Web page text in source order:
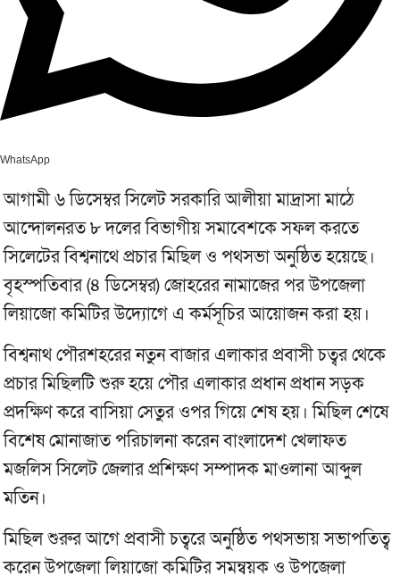
WhatsApp
আগামী ৬ ডিসেম্বর সিলেট সরকারি আলীয়া মাদ্রাসা মাঠে
আন্দোলনরত ৮ দলের বিভাগীয় সমাবেশকে সফল করতে
সিলেটের বিশ্বনাথে প্রচার মিছিল ও পথসভা অনুষ্ঠিত হয়েছে।
বৃহস্পতিবার (৪ ডিসেম্বর) জোহরের নামাজের পর উপজেলা
লিয়াজো কমিটির উদ্যোগে এ কর্মসূচির আয়োজন করা হয়।
বিশ্বনাথ পৌরশহরের নতুন বাজার এলাকার প্রবাসী চত্বর থেকে
প্রচার মিছিলটি শুরু হয়ে পৌর এলাকার প্রধান প্রধান সড়ক
প্রদক্ষিণ করে বাসিয়া সেতুর ওপর গিয়ে শেষ হয়। মিছিল শেষে
বিশেষ মোনাজাত পরিচালনা করেন বাংলাদেশ খেলাফত
মজলিস সিলেট জেলার প্রশিক্ষণ সম্পাদক মাওলানা আব্দুল
মতিন।
মিছিল শুরুর আগে প্রবাসী চত্বরে অনুষ্ঠিত পথসভায় সভাপতিত্ব
করেন উপজেলা লিয়াজো কমিটির সমন্বয়ক ও উপজেলা